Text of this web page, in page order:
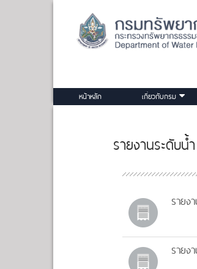
หน้าหลัก เกี่ยวกับกรม
รายงานระดับน้
รายง
รายง